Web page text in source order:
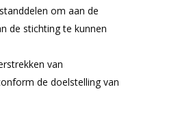
om aan de
de stichting te kunnen
van
de doelstelling van